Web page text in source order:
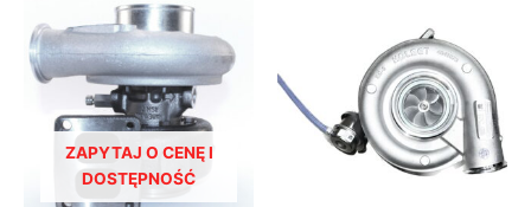
ZAPYTAJ O CENĘ I
DOSTĘPNOŚĆ